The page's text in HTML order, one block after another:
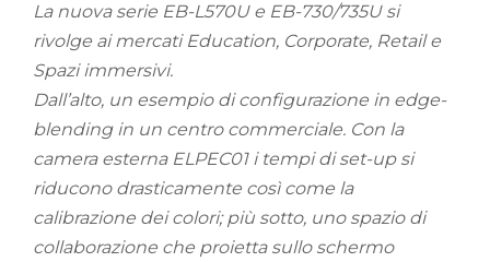
La nuova serie EB-L570U e EB-730/735U si
rivolge ai mercati Education, Corporate, Retail e
Spazi immersivi.
Dall’alto, un esempio di configurazione in edge-
blending in un centro commerciale. Con la
camera esterna ELPEC01 i tempi di set-up si
riducono drasticamente così come la
calibrazione dei colori; più sotto, uno spazio di
collaborazione che proietta sullo schermo